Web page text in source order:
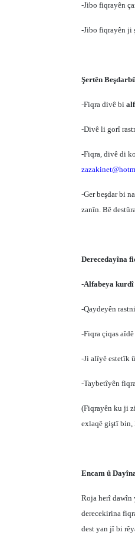
-Jibo fiqrayên
-Jibo fiqrayên ji
Şertên
-Fiqra divê bi
-Divê li gorî
-Fiqra, divê di
-Ger beşdar bi
zanîn. Bê
Derecedayîna
-Alfabeya kurdî
-Qaydeyên
-Fiqra çiqas
-Ji alîyê estetîk
-Taybetîyên
(Fiqrayên ku ji
exlaqê giştî bin,
Encam û
Roja herî dawîn
derecekirina
dest yan jî bi